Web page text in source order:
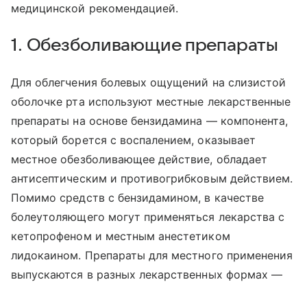
медицинской рекомендацией.
1. Обезболивающие препараты
Для облегчения болевых ощущений на слизистой
оболочке рта используют местные лекарственные
препараты на основе бензидамина — компонента,
который борется с воспалением, оказывает
местное обезболивающее действие, обладает
антисептическим и противогрибковым действием.
Помимо средств с бензидамином, в качестве
болеутоляющего могут применяться лекарства с
кетопрофеном и местным анестетиком
лидокаином. Препараты для местного применения
выпускаются в разных лекарственных формах —